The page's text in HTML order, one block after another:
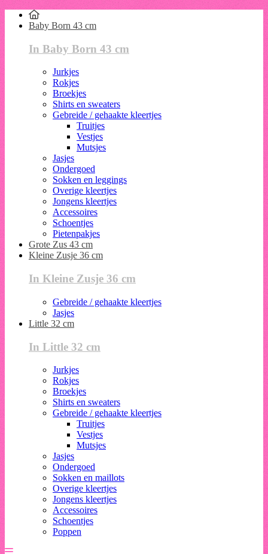
Baby Born 43 cm
In Baby Born 43 cm
Jurkjes
Rokjes
Broekjes
Shirts en sweaters
Gebreide / gehaakte kleertjes
Truitjes
Vestjes
Mutsjes
Jasjes
Ondergoed
Sokken en leggings
Overige kleertjes
Jongens kleertjes
Accessoires
Schoentjes
Pietenpakjes
Grote Zus 43 cm
Kleine Zusje 36 cm
In Kleine Zusje 36 cm
Gebreide / gehaakte kleertjes
Jasjes
Little 32 cm
In Little 32 cm
Jurkjes
Rokjes
Broekjes
Shirts en sweaters
Gebreide / gehaakte kleertjes
Truitjes
Vestjes
Mutsjes
Jasjes
Ondergoed
Sokken en maillots
Overige kleertjes
Jongens kleertjes
Accessoires
Schoentjes
Poppen